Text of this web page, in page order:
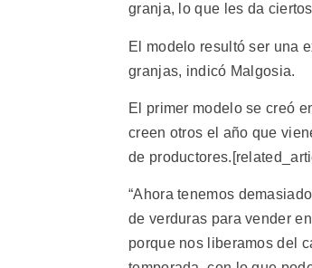
granja, lo que les da
El modelo resultó ser una
granjas, indicó Malgosia.
El primer modelo se creó
creen otros el año que
de
“Ahora tenemos
de verduras para vender
porque nos liberamos del